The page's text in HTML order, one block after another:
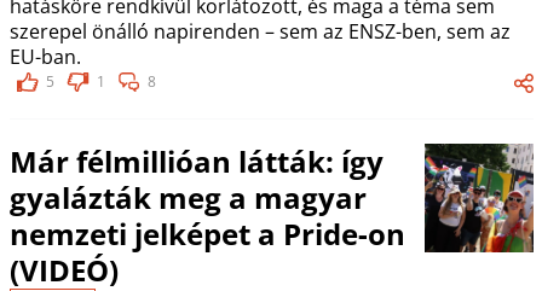
hatásköre rendkívül korlátozott, és maga a téma sem
szerepel önálló napirenden – sem az ENSZ-ben, sem az
EU-ban.
5 1 8
Már félmillióan látták: így
gyalázták meg a magyar
nemzeti jelképet a Pride-on
(VIDEÓ)